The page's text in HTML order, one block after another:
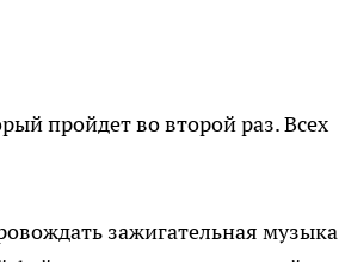
пройдет во второй раз. Всех
зажигательная музыка